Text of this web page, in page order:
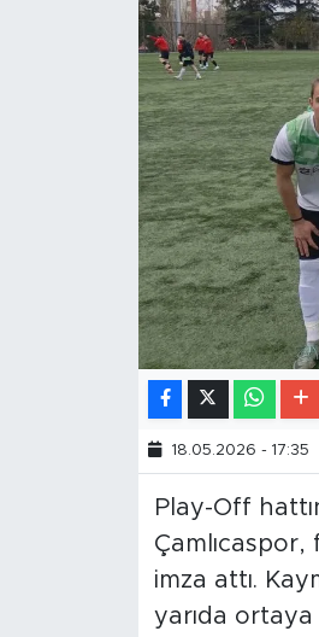
18.05.2026 - 17:35
Play-Off
imza attı.
yarıda